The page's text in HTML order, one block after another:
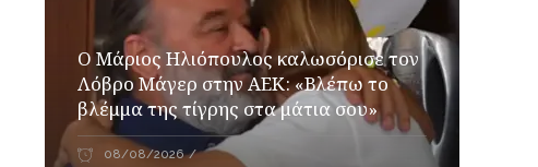
Ο Μάριος Ηλιόπουλος καλωσόρισε τον
Λόβρο Μάγερ στην ΑΕΚ: «Βλέπω το
βλέμμα της τίγρης στα μάτια σου»
08/08/2026